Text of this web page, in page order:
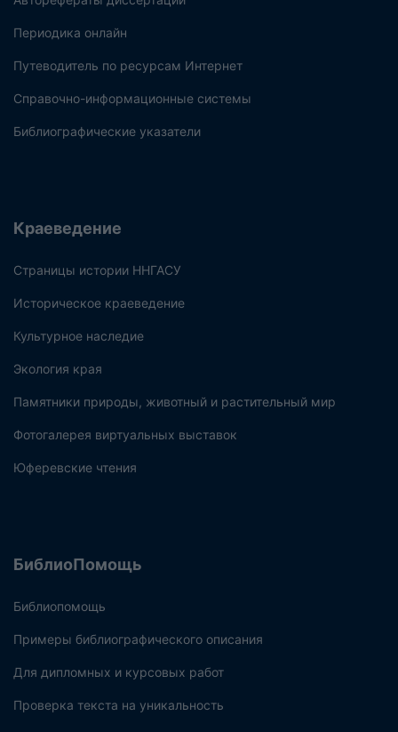
Периодика онлайн
Путеводитель по ресурсам Интернет
Справочно-информационные системы
Библиографические указатели
Краеведение
Страницы истории ННГАСУ
Историческое краеведение
Культурное наследие
Экология края
Памятники природы, животный и растительный мир
Фотогалерея виртуальных выставок
Юферевские чтения
БиблиоПомощь
Библиопомощь
Примеры библиографического описания
Для дипломных и курсовых работ
Проверка текста на уникальность